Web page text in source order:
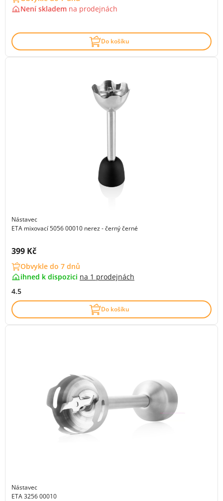
Není skladem na prodejnách
Do košíku
Nástavec
ETA mixovací 5056 00010 nerez - černý černé
Cena s DPH:
399 Kč
Obvykle do 7 dnů
ihned k dispozici na 1 prodejnách
4.5
Do košíku
Nástavec
ETA 3256 00010